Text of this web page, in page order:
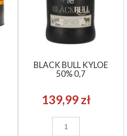
BLACK BULL KYLOE
50% 0,7
139,99 zł